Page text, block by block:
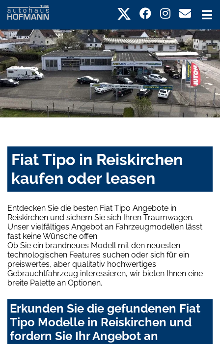
Fiat Tipo in Reiskirchen
kaufen oder leasen
Entdecken Sie die besten Fiat Tipo Angebote in
Reiskirchen und sichern Sie sich Ihren Traumwagen.
Unser vielfältiges Angebot an Fahrzeugmodellen lässt
fast keine Wünsche offen.
Ob Sie ein brandneues Modell mit den neuesten
technologischen Features suchen oder sich für ein
preiswertes, aber qualitativ hochwertiges
Gebrauchtfahrzeug interessieren, wir bieten Ihnen eine
breite Palette an Optionen.
Erkunden Sie die gefundenen Fiat
Tipo Modelle in Reiskirchen und
fordern Sie Ihr Angebot an